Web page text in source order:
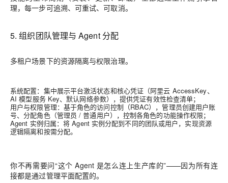
理，每一步可追溯、可重试、可取消。
5. 组织团队管理与 Agent 分配
多租户场景下的资源隔离与权限治理。
系统配置：集中展示平台激活状态和核心凭证（阿里云 AccessKey、
AI 模型服务 Key、默认网络参数），提供凭证有效性检查清单；
用户与权限管理：基于角色的访问控制（RBAC），管理员创建用户账
号、分配角色（管理员 / 普通用户），控制各角色的功能操作权限；
Agent 实例归属：将 Agent 实例分配到不同的团队或用户，实现资源
逻辑隔离和按需分配。
你不再需要问“这个 Agent 是怎么连上生产库的”——因为所有连
接都是通过管理平面配置的。